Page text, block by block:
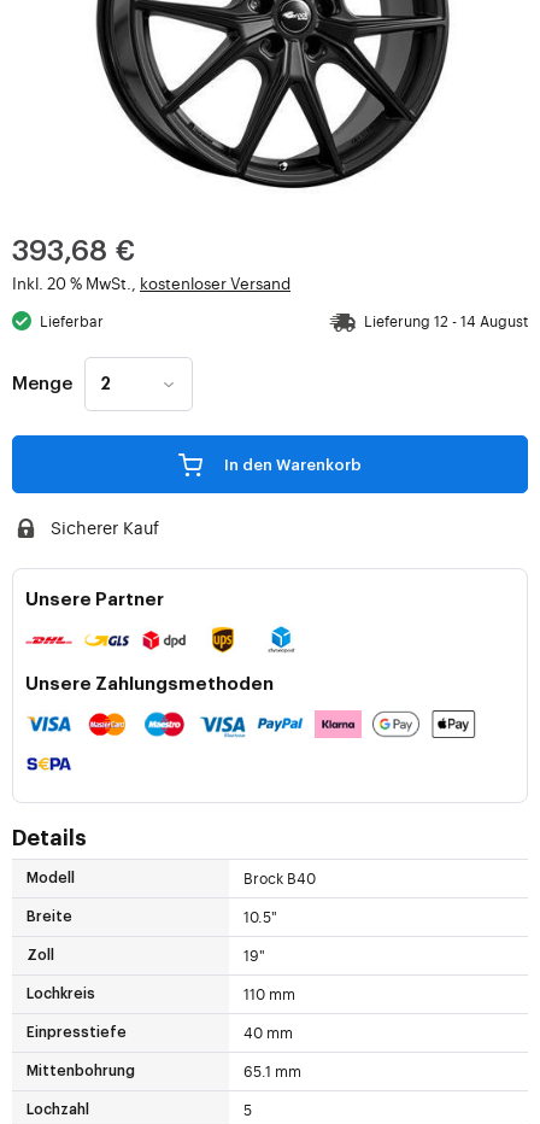
393,68 €
Inkl. 20 % MwSt., kostenloser Versand
Lieferbar Lieferung 12 - 14 August
Menge
In den Warenkorb
Sicherer Kauf
Unsere Partner
Unsere Zahlungsmethoden
Details
Modell Brock B40
Breite 10.5"
Zoll 19"
Lochkreis 110 mm
Einpresstiefe 40 mm
Mittenbohrung 65.1 mm
Lochzahl 5